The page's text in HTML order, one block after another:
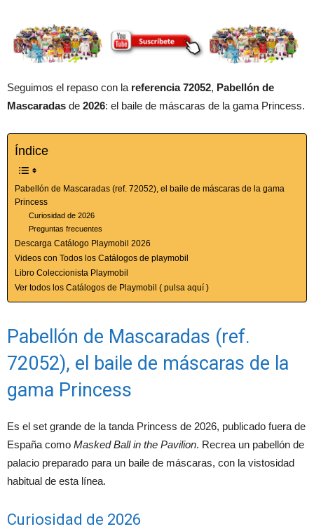
Seguimos el repaso con la referencia 72052, Pabellón de
Mascaradas de 2026: el baile de máscaras de la gama Princess.
Índice
Pabellón de Mascaradas (ref. 72052), el baile de máscaras de la gama
Princess
Curiosidad de 2026
Preguntas frecuentes
Descarga Catálogo Playmobil 2026
Videos con Todos los Catálogos de playmobil
Libro Coleccionista Playmobil
Ver todos los Catálogos de Playmobil ( pulsa aquí )
Pabellón de Mascaradas (ref.
72052), el baile de máscaras de la
gama Princess
Es el set grande de la tanda Princess de 2026, publicado fuera de
España como Masked Ball in the Pavilion. Recrea un pabellón de
palacio preparado para un baile de máscaras, con la vistosidad
habitual de esta línea.
Curiosidad de 2026